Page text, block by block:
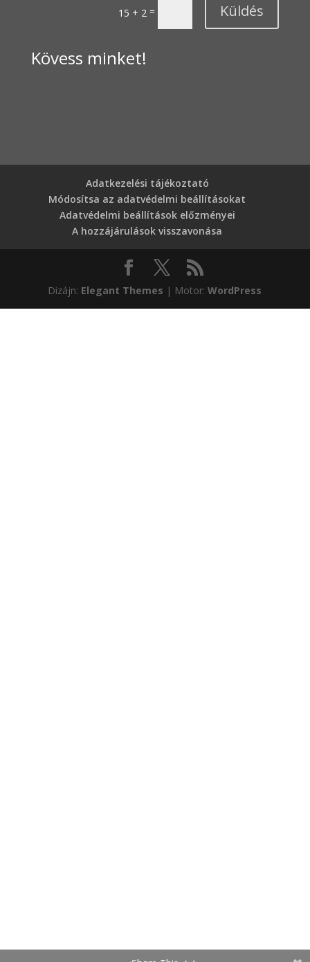
15 + 2 = Küldés
Kövess minket!
Adatkezelési tájékoztató
Módosítsa az adatvédelmi beállításokat
Adatvédelmi beállítások előzményei
A hozzájárulások visszavonása
Dizájn: Elegant Themes | Motor:WordPress